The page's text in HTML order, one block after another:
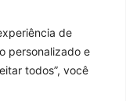
de
personalizado e
todos”, você